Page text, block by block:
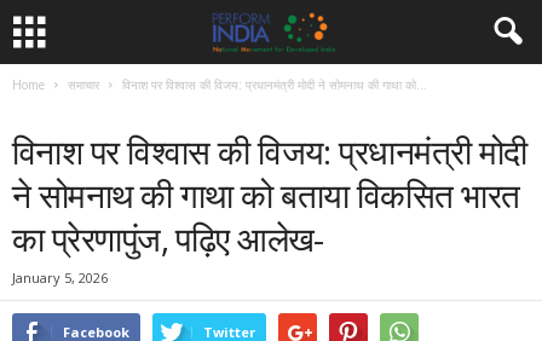
Home समाचार विनाश पर विश्वास की विजय: प्रधानमंत्री मोदी ने सोमनाथ की गाथा को...
विनाश पर विश्वास की विजय: प्रधानमंत्री मोदी
ने सोमनाथ की गाथा को बताया विकसित भारत
का प्रेरणापुंज, पढ़िए आलेख-
January 5, 2026
Facebook Twitter